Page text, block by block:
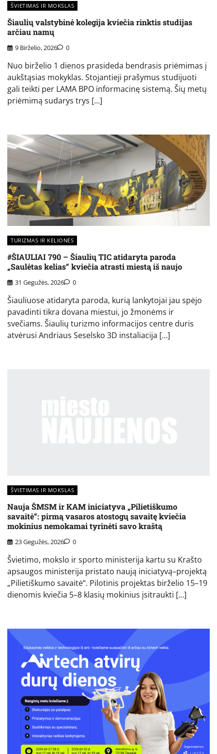
ŠVIETIMAS IR MOKSLAS
Šiaulių valstybinė kolegija kviečia rinktis studijas
arčiau namų
9 Birželio, 2026 0
Nuo birželio 1 dienos prasideda bendrasis priėmimas į
aukštąsias mokyklas. Stojantieji prašymus studijuoti
gali teikti per LAMA BPO informacinę sistemą. Šių metų
priėmimą sudarys trys […]
TURIZMAS IR KELIONĖS
#ŠIAULIAI 790 – Šiaulių TIC atidaryta paroda
„Saulėtas kelias“ kviečia atrasti miestą iš naujo
31 Gegužės, 2026 0
Šiauliuose atidaryta paroda, kurią lankytojai jau spėjo
pavadinti tikra dovana miestui, jo žmonėms ir
svečiams. Šiaulių turizmo informacijos centre duris
atvėrusi Andriaus Seselsko 3D instaliacija […]
ŠVIETIMAS IR MOKSLAS
Nauja ŠMSM ir KAM iniciatyva „Pilietiškumo
savaitė“: pirmą vasaros atostogų savaitę kviečia
mokinius nemokamai tyrinėti savo kraštą
23 Gegužės, 2026 0
Švietimo, mokslo ir sporto ministerija kartu su Krašto
apsaugos ministerija pristato naują iniciatyvą–projektą
„Pilietiškumo savaitė“. Pilotinis projektas birželio 15–19
dienomis kviečia 5–8 klasių mokinius įsitraukti […]